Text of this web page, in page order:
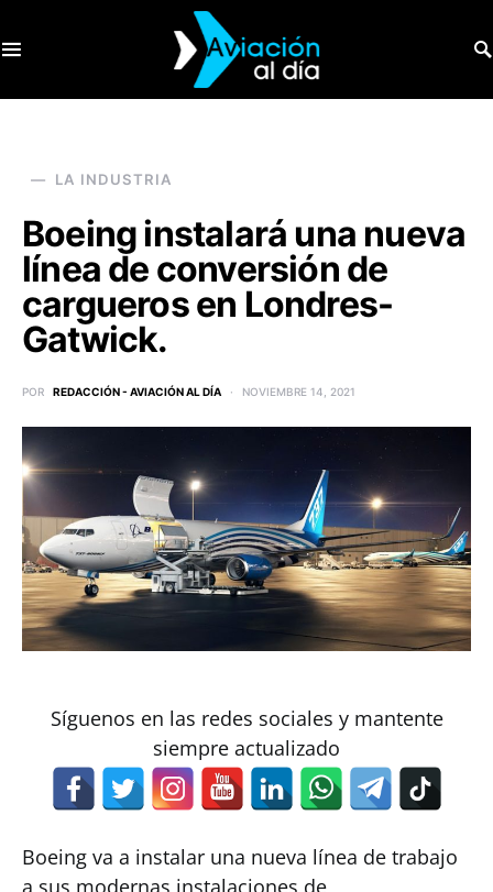
LA INDUSTRIA
Boeing instalará una nueva
línea de conversión de
cargueros en Londres-
Gatwick.
POR REDACCIÓN - AVIACIÓN AL DÍA NOVIEMBRE 14, 2021
Síguenos en las redes sociales y mantente
siempre actualizado
Boeing va a instalar una nueva línea de trabajo
a sus modernas instalaciones de